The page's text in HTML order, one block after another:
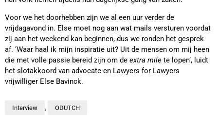
Voor we het doorhebben zijn we al een uur verder de
vrijdagavond in. Else moet nog aan wat mails versturen voordat
zij aan het weekend kan beginnen, dus we ronden het gesprek
af. ‘Waar haal ik mijn inspiratie uit? Uit de mensen om mij heen
die met volle passie bereid zijn om de extra mile te lopen’, luidt
het slotakkoord van advocate en Lawyers for Lawyers
vrijwilliger Else Bavinck.
Interview ODUTCH